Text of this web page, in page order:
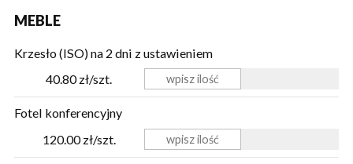
MEBLE
Krzesło (ISO) na 2 dni z ustawieniem
40.80 zł/szt.
Fotel konferencyjny
120.00 zł/szt.